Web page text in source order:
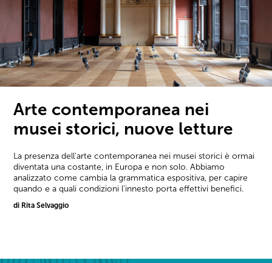
Arte contemporanea nei
musei storici, nuove letture
La presenza dell'arte contemporanea nei musei storici è ormai
diventata una costante, in Europa e non solo. Abbiamo
analizzato come cambia la grammatica espositiva, per capire
quando e a quali condizioni l'innesto porta effettivi benefici.
di Rita Selvaggio